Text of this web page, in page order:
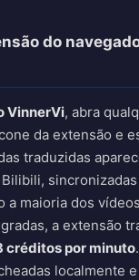
do
VinnerVi, abra
da extensão e
traduzidas
a maioria dos
a extensão
créditos por minuto
localmente